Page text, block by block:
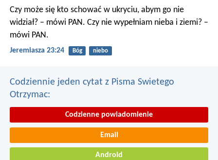
Czy może się kto schować w ukryciu, abym go nie
widział? – mówi PAN. Czy nie wypełniam nieba i ziemi? –
mówi PAN.
Jeremiasza 23:24 Bóg niebo
Codziennie jeden cytat z Pisma Swietego
Otrzymac:
Codzienne powiadomienie
Email
Android